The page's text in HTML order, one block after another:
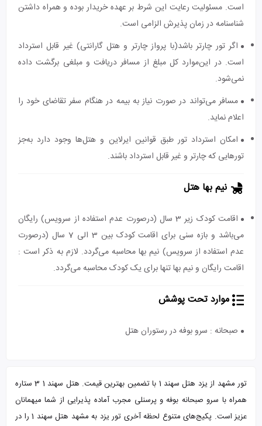
است. مسئولیت رعایت این شرط بر عهده خریدار بوده و همراه داشتن
شناسنامه در زمان پذیرش الزامی است.
اگر تور چارتر باشد(با پرواز چارتر و هتل گارانتی) غیر قابل استرداد
است. در این‌موارد کل مبلغ از مسافر دریافت و مبلغی برگشت داده
نمی‌شود.
مسافر می‌تواند در صورت نیاز به بیمه در هنگام سفر تقاضای خود را
اعلام نماید.
امکان استرداد تور طبق قوانین ایرلاین و هتل‌ها وجود دارد به‌جز
تورهایی که چارتر و غیر قابل استرداد باشند.
نیم بها هتل
اقامت کودک زیر 3 سال (درصورت عدم استفاده از سرویس) رایگان
می‌باشد و بازه سنی برای اقامت کودک بین 3 الی 7 سال (درصورت
عدم استفاده از سرویس) نیم بها محاسبه می‌گردد. لازم به ذکر است :
اقامت رایگان و نیم بها تنها برای یک کودک محاسبه می‌گردد.
موارد تحت پوشش
صبحانه : سرو بوفه در رستوران هتل
تور مشهد از یزد هتل سهند 1 با تضمین بهترین قیمت. هتل سهند 1 3 ستاره
همراه با سرو صبحانه بوفه و پرسنلی مجرب آماده پذیرایی از شما میهمانان
عزیز است. پکیج‌های متنوع لحظه آخری تور یزد به مشهد هتل سهند 1 را در